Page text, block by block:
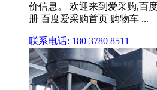
价信息。 欢迎来到爱采购,百
册 百度爱采购首页 购物车 ...
联系电话: 180 3780 8511